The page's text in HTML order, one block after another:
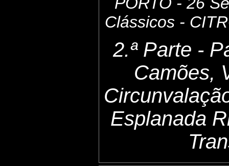
Clássicos -
2.ª Parte -
Camões,
Esplanada